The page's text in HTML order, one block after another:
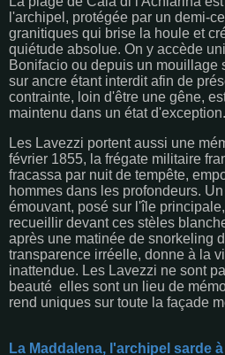
l'archipel, protégée par un demi-
granitiques qui brise la houle et
quiétude absolue. On y accède
Bonifacio ou depuis un
sur ancre étant interdit afin de
contrainte, loin d'être une gêne,
maintenu dans un état d'exception.
Les Lavezzi portent aussi une
février 1855, la frégate militaire
fracassa par nuit de tempête,
hommes dans les profondeurs.
émouvant, posé sur l'île
recueillir devant ces stèles
après une matinée de snorkeling
transparence irréelle, donne à la
inattendue. Les Lavezzi ne sont
beauté elles sont un lieu de
rend uniques sur toute la façade
La Maddalena, l'archipel sarde